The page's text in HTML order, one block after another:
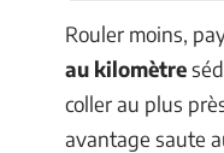
Rouler moins,
au kilomètre
coller au plus
avantage saute